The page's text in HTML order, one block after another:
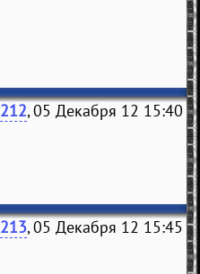
212, 05 Декабря 12 15:40
213, 05 Декабря 12 15:45